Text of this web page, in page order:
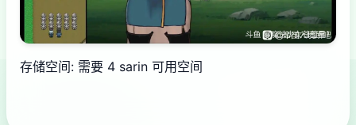
存储空间: 需要 4 sarin 可用空间